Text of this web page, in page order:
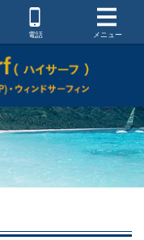
電話 メニュー